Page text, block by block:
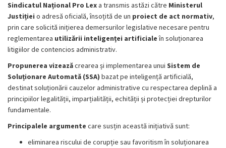
Sindicatul Național Pro Lexa transmis astăzi către Ministerul
Justiției o adresă oficială, însoțită de un proiect de act normativ,
prin care solicită inițierea demersurilor legislative necesare pentru
reglementarea utilizării inteligenței artificialeîn soluționarea
litigiilor de contencios administrativ.
Propunerea vizeazăcrearea și implementarea unui Sistem de
Soluționare Automată (SSA) bazat pe inteligență artificială,
destinat soluționării cauzelor administrative cu respectarea deplină a
principiilor legalității, imparțialității, echității și protecției drepturilor
fundamentale.
Principalele argumente care susțin această inițiativă sunt:
eliminarea riscului de corupție sau favoritism în soluționarea